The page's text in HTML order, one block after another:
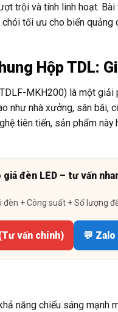
trội và tính linh hoạt.
tối ưu cho biển
Hộp TDL:
MKH200) là một
nhà xưởng, sân bãi,
tiên tiến, sản phẩm
giá đèn LED – tư vấn
đèn + Công suất + Số lượng
vấn chính) 💬
năng chiếu sáng mạnh